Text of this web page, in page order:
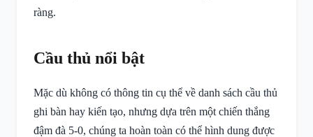
ràng.
Cầu thủ nổi bật
Mặc dù không có thông tin cụ thể về danh sách cầu thủ
ghi bàn hay kiến tạo, nhưng dựa trên một chiến thắng
đậm đà 5-0, chúng ta hoàn toàn có thể hình dung được